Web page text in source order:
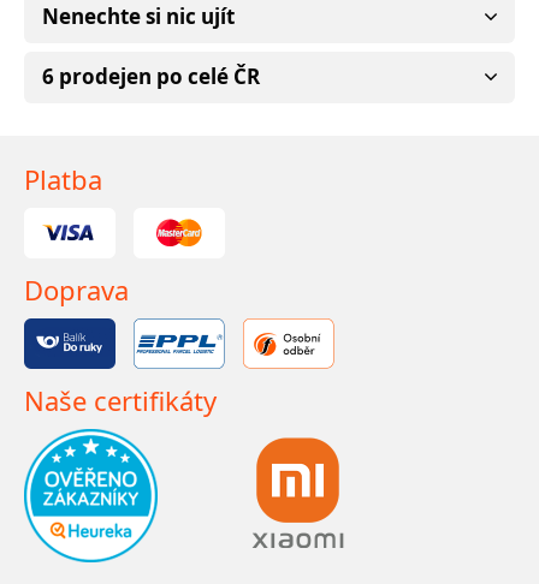
Nenechte si nic ujít
6 prodejen po celé ČR
Platba
Doprava
Naše certifikáty